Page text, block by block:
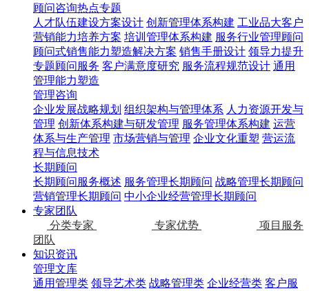
顾问咨询热点专题
人才队伍建设方案设计 创新管理体系构建 工业品大客户
营销能力培养方案 培训管理体系构建 服务行业管理顾问
顾问式销售能力塑造解决方案 销售手册设计 领导力提升
专题顾问服务 客户满意度研究 服务流程规范设计 通用
管理能力塑造
管理咨询
企业发展战略规划 组织架构与管理体系 人力资源开发与
管理 创新体系构建与研发管理 服务管理体系构建 运营
体系与生产管理 市场营销与管理 企业文化重塑 营运流
程与信息技术
长期顾问
长期顾问服务概述 服务管理长期顾问 战略管理长期顾问
营销管理长期顾问 中小企业经营管理长期顾问
专家团队
分类专家
专家优势
项目服务
团队
知识资讯
管理文库
通用管理类 领导艺术类 战略管理类 企业经营类 客户服